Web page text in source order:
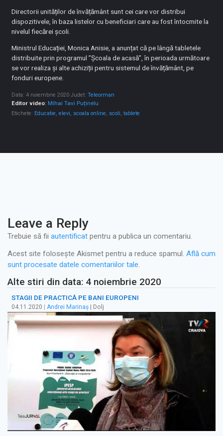
Directorii unităților de învățământ sunt cei care vor distribui
dispozitivele, în baza listelor cu beneficiari care au fost întocmite la
nivelul fiecărei școli.
Ministrul Educației, Monica Anisie, a anunțat că pe lângă tabletele
distribuite prin programul ”Școala de acasă”, în perioada următoare
se vor realiza și alte achiziții pentru sistemul de învățământ, pe
fonduri europene.
Data: 4 noiembrie 2020 Judet:Teleorman
Editor video: Mihai Tavi Puținelu
Etichete: Educatie,elevi, scoala online, scoli,tablete
Leave a Reply
Trebuie să fii autentificat pentru a publica un comentariu.
Acest site folosește Akismet pentru a reduce spamul. Află cum
sunt procesate datele comentariilor tale.
Alte stiri din data: 4 noiembrie 2020
STAGII DE PRACTICĂ PE BANI EUROPENI
04.11.2020 Andrei Marinaș | Dolj